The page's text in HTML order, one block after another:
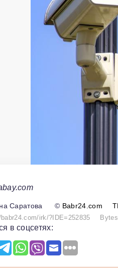
Саратова © Babr24.com
irk/?IDE=252835
в соцсетях: